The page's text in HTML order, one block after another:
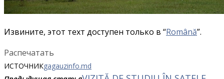
Извините, этот техт доступен только в “Română”.
Распечатать
ИСТОЧНИКgagauzinfo.md